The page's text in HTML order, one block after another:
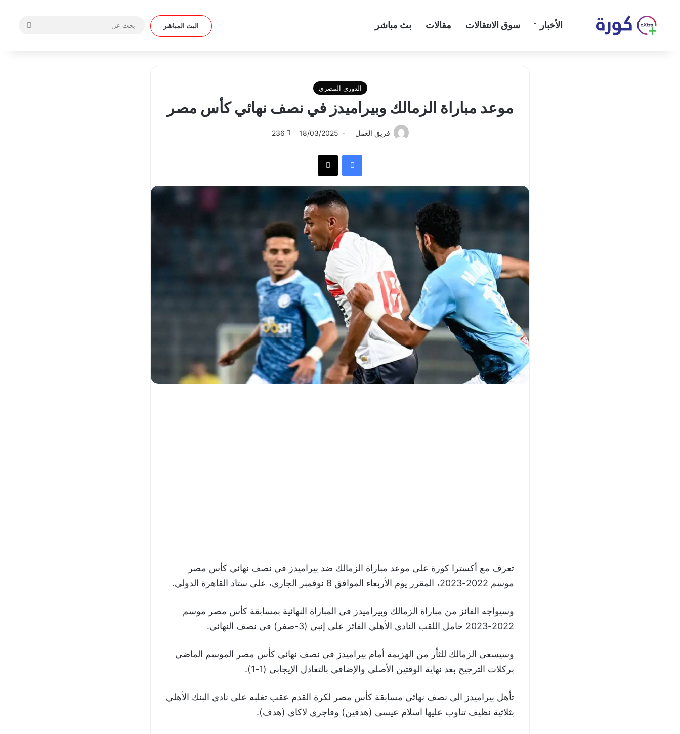
الأخبار سوق الانتقالات مقالات بث مباشر البث المباشر
الدوري المصري
موعد مباراة الزمالك وبيراميدز في نصف نهائي كأس مصر
فريق العمل 18/03/2025
236
فيسبوك
تعرف مع أكسترا كورة على موعد مباراة الزمالك ضد بيراميدز في نصف نهائي كأس مصر
موسم 2022-2023، المقرر يوم الأربعاء الموافق 8 نوفمبر الجاري، على ستاد القاهرة الدولي.
وسيواجه الفائز من مباراة الزمالك وبيراميدز في المباراة النهائية بمسابقة كأس مصر موسم
2022-2023 حامل اللقب النادي الأهلي الفائز على إنبي (3-صفر) في نصف النهائي.
وسيسعى الزمالك للثأر من الهزيمة أمام بيراميدز في نصف نهائي كأس مصر الموسم الماضي
بركلات الترجيح بعد نهاية الوقتين الأصلي والإضافي بالتعادل الإيجابي (1-1).
تأهل بيراميدز الى نصف نهائي مسابقة كأس مصر لكرة القدم عقب تغلبه على نادي البنك الأهلي
بثلاثية نظيف تناوب عليها اسلام عيسى (هدفين) وفاجري لاكاي (هدف).